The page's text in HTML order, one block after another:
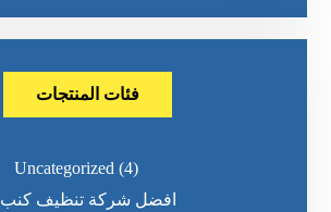
فئات المنتجات
Uncategorized (4)
افضل شركة تنظيف كنب